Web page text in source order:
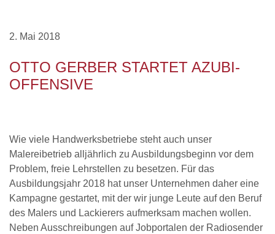
2. Mai 2018
OTTO GERBER STARTET AZUBI-
OFFENSIVE
Wie viele Handwerksbetriebe steht auch unser
Malereibetrieb alljährlich zu Ausbildungsbeginn vor dem
Problem, freie Lehrstellen zu besetzen. Für das
Ausbildungsjahr 2018 hat unser Unternehmen daher eine
Kampagne gestartet, mit der wir junge Leute auf den Beruf
des Malers und Lackierers aufmerksam machen wollen.
Neben Ausschreibungen auf Jobportalen der Radiosender